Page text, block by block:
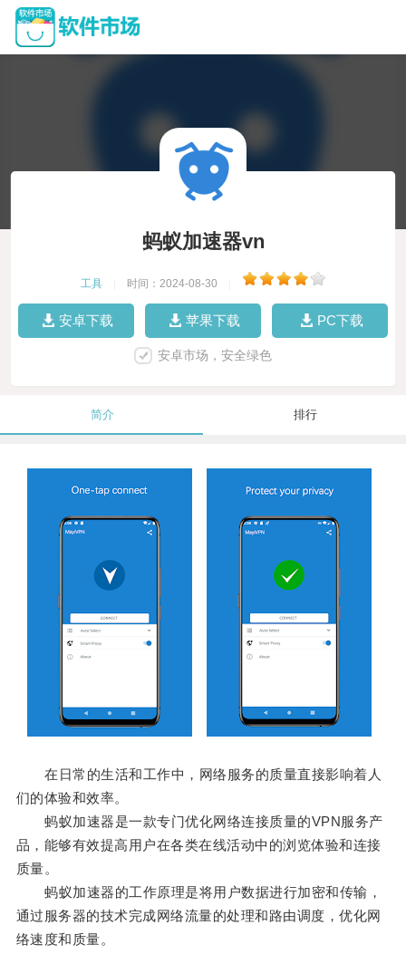
蚂蚁加速器vn
工具 时间：2024-08-30
安卓下载 苹果下载 PC下载
安卓市场，安全绿色
简介 排行
在日常的生活和工作中，网络服务的质量直接影响着人
们的体验和效率。
蚂蚁加速器是一款专门优化网络连接质量的VPN服务产
品，能够有效提高用户在各类在线活动中的浏览体验和连接
质量。
蚂蚁加速器的工作原理是将用户数据进行加密和传输，
通过服务器的技术完成网络流量的处理和路由调度，优化网
络速度和质量。